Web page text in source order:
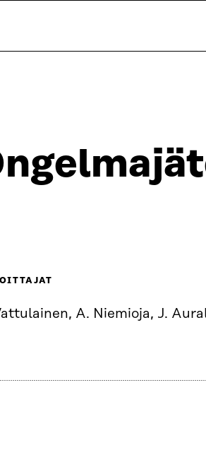
A. Niemioja, J.